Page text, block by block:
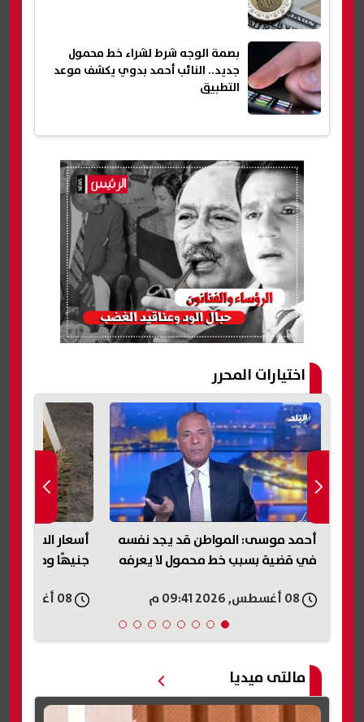
بصمة الوجه شرط لشراء خط محمول
جديد.. النائب أحمد بدوي يكشف موعد
التطبيق
اختيارات المحرر
أحمد موسى: المواطن قد يجد نفسه
في قضية بسبب خط محمول لا يعرفه
جنيهًا ومارلبورو بـ102
مالتى ميديا